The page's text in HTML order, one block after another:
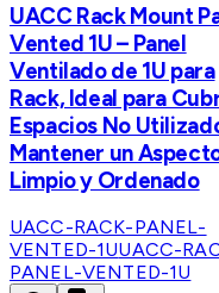
UACC Rack Mount
Vented 1U – Panel
Ventilado de 1U para
Rack, Ideal para
Espacios No
Mantener un
Limpio y Ordenado
UACC-RACK-PANEL-
VENTED-1UUACC-
PANEL-VENTED-1U